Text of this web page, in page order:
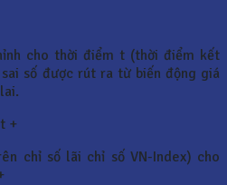
cho thời điểm t (thời điểm kết
số được rút ra từ biến động giá
+
chỉ số lãi chỉ số VN-Index) cho